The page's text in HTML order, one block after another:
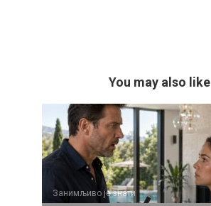
You may also like
Занимљиво је знати